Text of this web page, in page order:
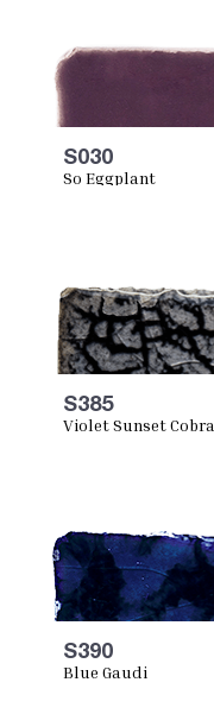
S030
So Eggplant
S385
Violet Sunset Cobra
S390
Blue Gaudi